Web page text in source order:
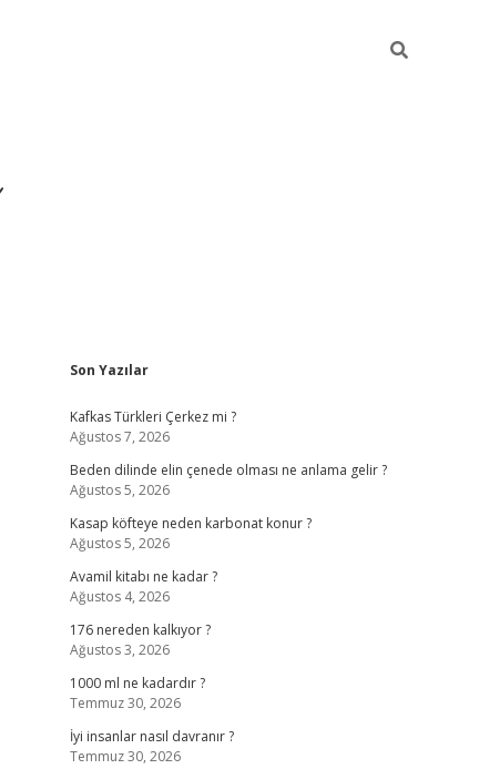
Sidebar
Son Yazılar
Kafkas Türkleri Çerkez mi ?
Ağustos 7, 2026
Beden dilinde elin çenede olması ne anlama gelir ?
Ağustos 5, 2026
Kasap köfteye neden karbonat konur ?
Ağustos 5, 2026
Avamil kitabı ne kadar ?
Ağustos 4, 2026
176 nereden kalkıyor ?
Ağustos 3, 2026
1000 ml ne kadardır ?
Temmuz 30, 2026
İyi insanlar nasıl davranır ?
Temmuz 30, 2026